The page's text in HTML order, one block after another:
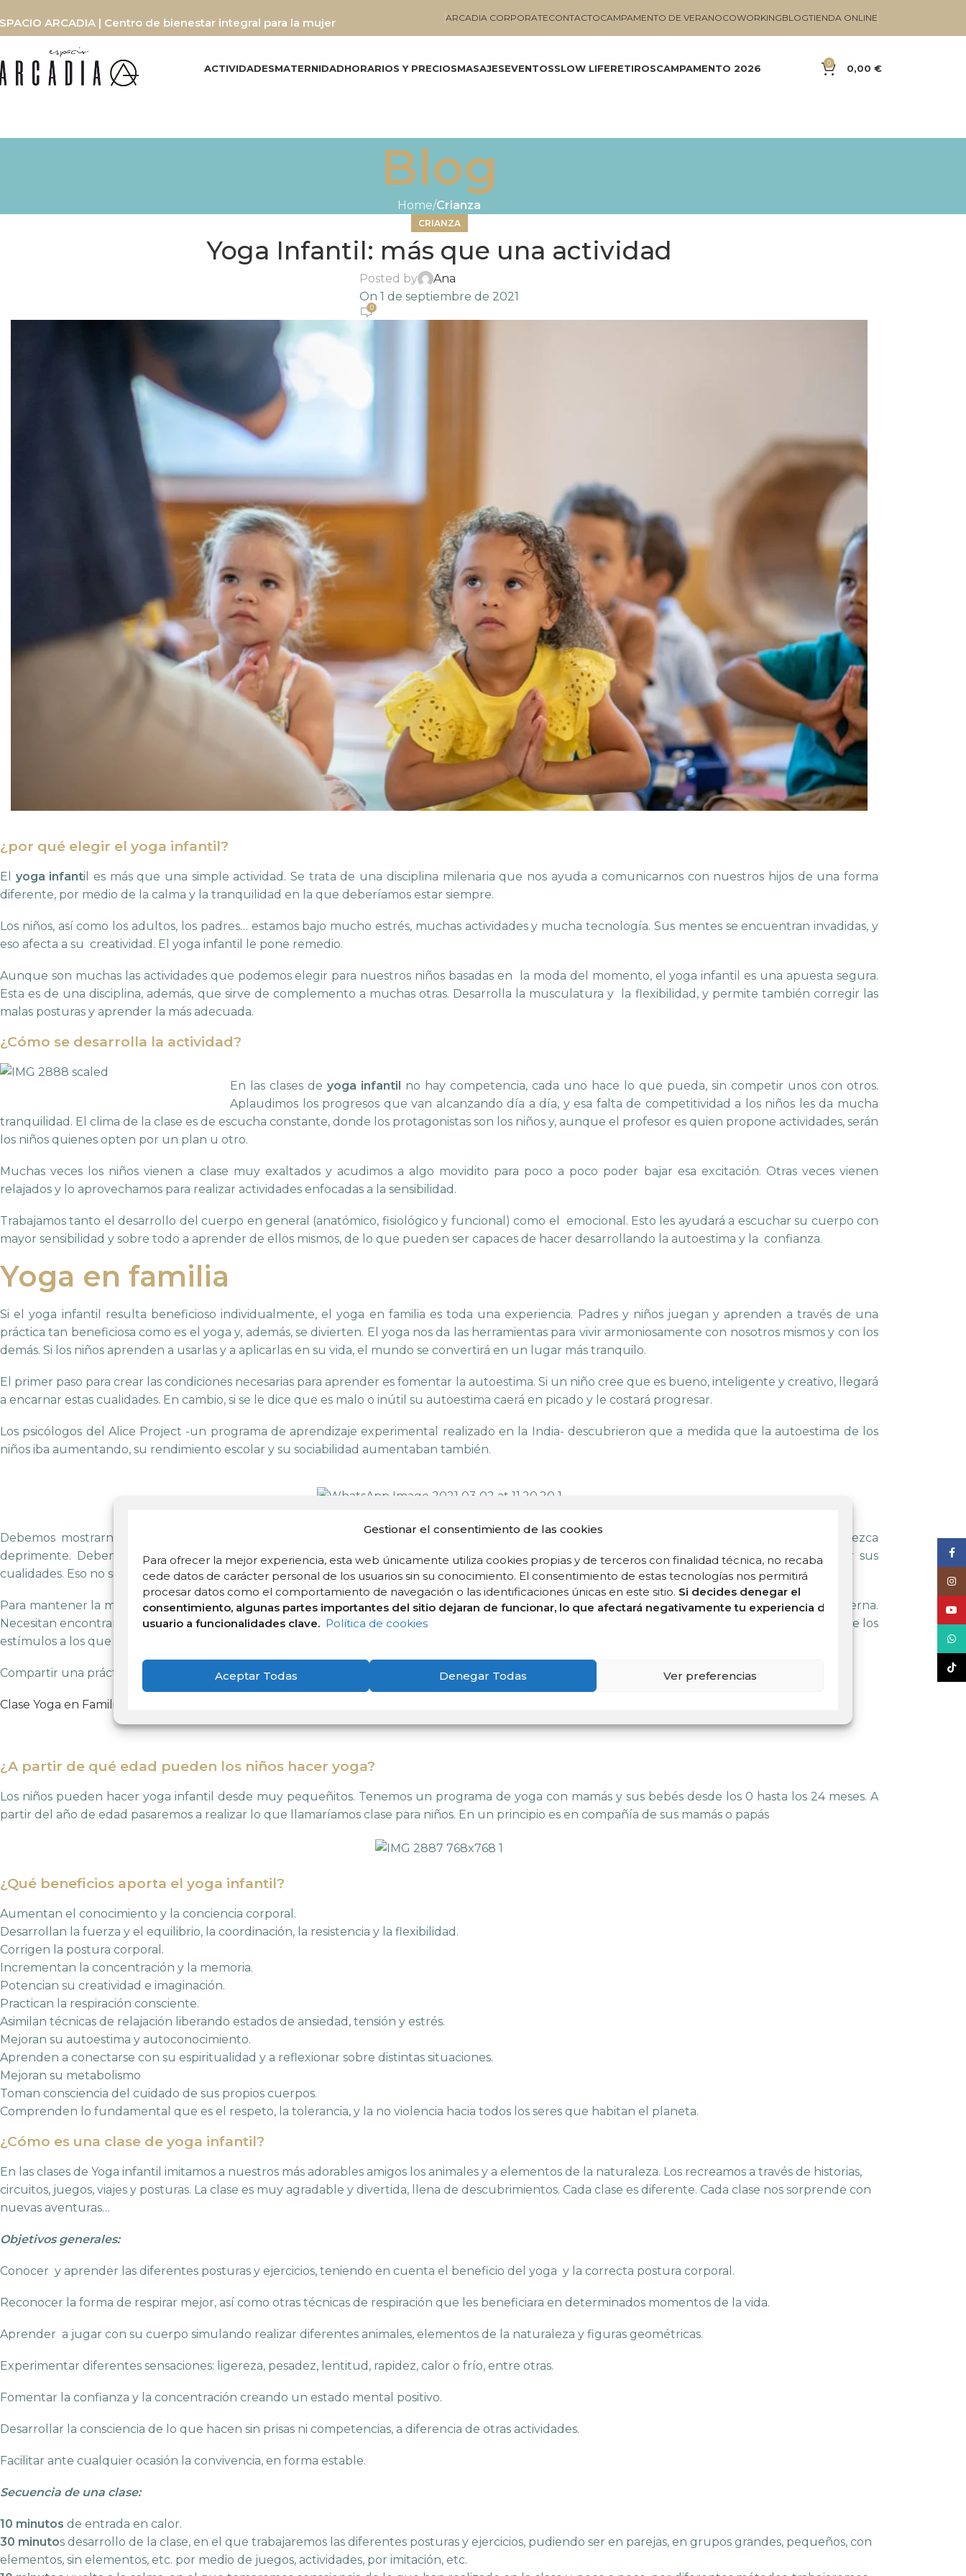
Gestionar el consentimiento de las cookies
Para ofrecer la mejor experiencia, esta web únicamente utiliza cookies propias y de terceros con finalidad técnica, no recaba ni
cede datos de carácter personal de los usuarios sin su conocimiento. El consentimiento de estas tecnologías nos permitirá
procesar datos como el comportamiento de navegación o las identificaciones únicas en este sitio. Si decides denegar el
consentimiento, algunas partes importantes del sitio dejaran de funcionar, lo que afectará negativamente tu experiencia de
usuario a funcionalidades clave. Política de cookies
Aceptar Todas Denegar Todas Ver preferencias
ARCADIA | Centro de bienestar integral para la mujer ARCADIA CORPORATECONTACTOCAMPAMENTO DE VERANOCOWORKINGBLOGTIENDA ONLINE
ACTIVIDADESMATERNIDADHORARIOS Y PRECIOSMASAJESEVENTOSSLOW LIFERETIROSCAMPAMENTO 2026 0 0,00 €
Blog
Home Crianza
CRIANZA
Yoga Infantil: más que una actividad
Posted by
Ana
On 1 de septiembre de 2021
0
¿por qué elegir el yoga infantil?
El yoga infantil es más que una simple actividad. Se trata de una disciplina milenaria que nos ayuda a comunicarnos con nuestros hijos de una forma
diferente, por medio de la calma y la tranquilidad en la que deberíamos estar siempre.
Los niños, así como los adultos, los padres… estamos bajo mucho estrés, muchas actividades y mucha tecnología. Sus mentes se encuentran invadidas, y
eso afecta a su creatividad. El yoga infantil le pone remedio.
Aunque son muchas las actividades que podemos elegir para nuestros niños basadas en la moda del momento, el yoga infantil es una apuesta segura.
Esta es de una disciplina, además, que sirve de complemento a muchas otras. Desarrolla la musculatura y la flexibilidad, y permite también corregir las
malas posturas y aprender la más adecuada.
¿Cómo se desarrolla la actividad?
En las clases de yoga infantil no hay competencia, cada uno hace lo que pueda, sin competir unos con otros.
Aplaudimos los progresos que van alcanzando día a día, y esa falta de competitividad a los niños les da mucha
tranquilidad. El clima de la clase es de escucha constante, donde los protagonistas son los niños y, aunque el profesor es quien propone actividades, serán
los niños quienes opten por un plan u otro.
Muchas veces los niños vienen a clase muy exaltados y acudimos a algo movidito para poco a poco poder bajar esa excitación. Otras veces vienen
relajados y lo aprovechamos para realizar actividades enfocadas a la sensibilidad.
Trabajamos tanto el desarrollo del cuerpo en general (anatómico, fisiológico y funcional) como el emocional. Esto les ayudará a escuchar su cuerpo con
mayor sensibilidad y sobre todo a aprender de ellos mismos, de lo que pueden ser capaces de hacer desarrollando la autoestima y la confianza.
Yoga en familia
Si el yoga infantil resulta beneficioso individualmente, el yoga en familia es toda una experiencia. Padres y niños juegan y aprenden a través de una
práctica tan beneficiosa como es el yoga y, además, se divierten. El yoga nos da las herramientas para vivir armoniosamente con nosotros mismos y con los
demás. Si los niños aprenden a usarlas y a aplicarlas en su vida, el mundo se convertirá en un lugar más tranquilo.
El primer paso para crear las condiciones necesarias para aprender es fomentar la autoestima. Si un niño cree que es bueno, inteligente y creativo, llegará
a encarnar estas cualidades. En cambio, si se le dice que es malo o inútil su autoestima caerá en picado y le costará progresar.
Los psicólogos del Alice Project -un programa de aprendizaje experimental realizado en la India- descubrieron que a medida que la autoestima de los
niños iba aumentando, su rendimiento escolar y su sociabilidad aumentaban también.
Debemos mostrarnos alegres y optimistas ante los acontecimientos y las situaciones de la vida de nuestros hijos, aún cuando la situación parezca
deprimente. Debemos alabarlos, alentarlos, celebrar sus logros por pequeños que sean. No desaprovechemos las oportunidades para señalar sus
cualidades. Eso no significa adularlos, sino hacer hincapié en las buenas cualidades en lugar de destacar los defectos.
Para mantener la mente y el cuerpo sanos, los niños -y los adultos- deben descansar de vez en cuando de los constantes estímulos de la vida moderna.
Necesitan encontrar un equilibrio entre su mundo interior y su mundo exterior. Podemos ayudar a nuestros hijos a controlar el grado y la calidad de los
estímulos a los que están expuestos y animarlos a pasar ratos tranquilos.
Compartir una práctica regular y consciente de yoga con ellos es una de las mejores formas de “desconectar” del mundo exterior.
Clase Yoga en Familia Espacio Arcadia
¿A partir de qué edad pueden los niños hacer yoga?
Los niños pueden hacer yoga infantil desde muy pequeñitos. Tenemos un programa de yoga con mamás y sus bebés desde los 0 hasta los 24 meses. A
partir del año de edad pasaremos a realizar lo que llamaríamos clase para niños. En un principio es en compañía de sus mamás o papás
¿Qué beneficios aporta el yoga infantil?
Aumentan el conocimiento y la conciencia corporal.
Desarrollan la fuerza y el equilibrio, la coordinación, la resistencia y la flexibilidad.
Corrigen la postura corporal.
Incrementan la concentración y la memoria.
Potencian su creatividad e imaginación.
Practican la respiración consciente.
Asimilan técnicas de relajación liberando estados de ansiedad, tensión y estrés.
Mejoran su autoestima y autoconocimiento.
Aprenden a conectarse con su espiritualidad y a reflexionar sobre distintas situaciones.
Mejoran su metabolismo
Toman consciencia del cuidado de sus propios cuerpos.
Comprenden lo fundamental que es el respeto, la tolerancia, y la no violencia hacia todos los seres que habitan el planeta.
¿Cómo es una clase de yoga infantil?
En las clases de Yoga infantil imitamos a nuestros más adorables amigos los animales y a elementos de la naturaleza. Los recreamos a través de historias,
circuitos, juegos, viajes y posturas. La clase es muy agradable y divertida, llena de descubrimientos. Cada clase es diferente. Cada clase nos sorprende con
nuevas aventuras…
Objetivos generales:
Conocer y aprender las diferentes posturas y ejercicios, teniendo en cuenta el beneficio del yoga y la correcta postura corporal.
Reconocer la forma de respirar mejor, así como otras técnicas de respiración que les beneficiara en determinados momentos de la vida.
Aprender a jugar con su cuerpo simulando realizar diferentes animales, elementos de la naturaleza y figuras geométricas.
Experimentar diferentes sensaciones: ligereza, pesadez, lentitud, rapidez, calor o frío, entre otras.
Fomentar la confianza y la concentración creando un estado mental positivo.
Desarrollar la consciencia de lo que hacen sin prisas ni competencias, a diferencia de otras actividades.
Facilitar ante cualquier ocasión la convivencia, en forma estable.
Secuencia de una clase:
10 minutos de entrada en calor.
30 minutos desarrollo de la clase, en el que trabajaremos las diferentes posturas y ejercicios, pudiendo ser en parejas, en grupos grandes, pequeños, con
elementos, sin elementos, etc. por medio de juegos, actividades, por imitación, etc.